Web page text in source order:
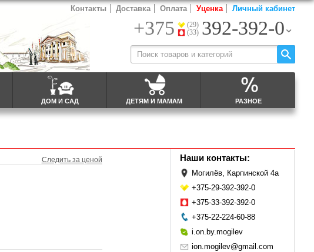
ДОМ И САД ДЕТЯМ И МАМАМ РАЗНОЕ
Контакты Доставка Оплата Уценка Личный кабинет
+375
(29)
(33) 392-392-0
Следить за ценой Наши контакты:
Могилёв, Карпинской 4а
+375-29-392-392-0
+375-33-392-392-0
+375-22-224-60-88
i.on.by.mogilev
ion.mogilev@gmail.com